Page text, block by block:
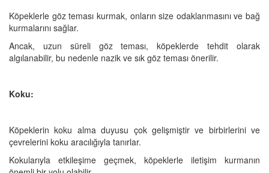
Köpeklerle göz teması kurmak, onların size odaklanmasını ve bağ
kurmalarını sağlar.
Ancak, uzun süreli göz teması, köpeklerde tehdit olarak
algılanabilir, bu nedenle nazik ve sık göz teması önerilir.
Koku:
Köpeklerin koku alma duyusu çok gelişmiştir ve birbirlerini ve
çevrelerini koku aracılığıyla tanırlar.
Kokularıyla etkileşime geçmek, köpeklerle iletişim kurmanın